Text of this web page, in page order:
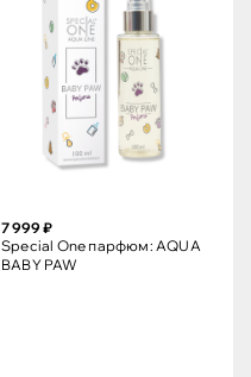
7 999 ₽
Special One парфюм: AQUA
BABY PAW